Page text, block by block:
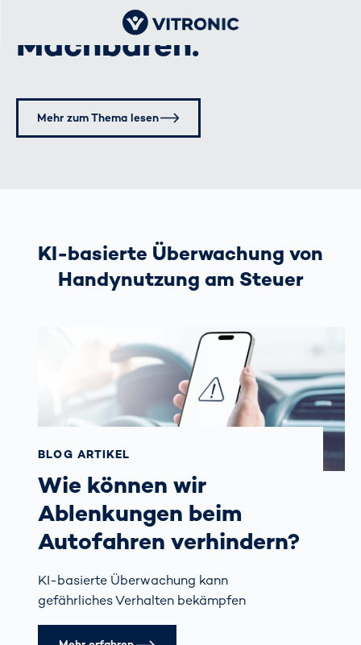
Machbaren.
Mehr zum Thema lesen
KI-basierte Überwachung von
Handynutzung am Steuer
BLOG ARTIKEL
Wie können wir
Ablenkungen beim
Autofahren verhindern?
KI-basierte Überwachung kann
gefährliches Verhalten bekämpfen